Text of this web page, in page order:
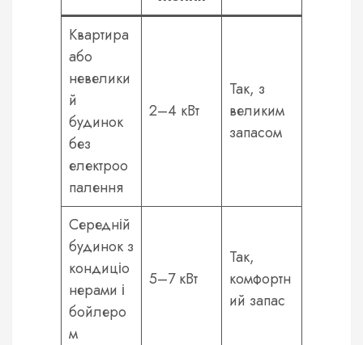
Квартира
або
невелики
й
будинок
без
електроо
палення
2–4 кВт
Так, з
великим
запасом
Середній
будинок з
кондиціо
нерами і
бойлеро
м
5–7 кВт
Так,
комфортн
ий запас